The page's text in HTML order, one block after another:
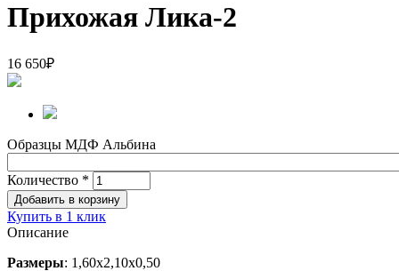
Прихожая Лика-2
16 650₽
Образцы МДФ Альбина
Количество *
Купить в 1 клик
Описание
Размеры: 1,60х2,10х0,50